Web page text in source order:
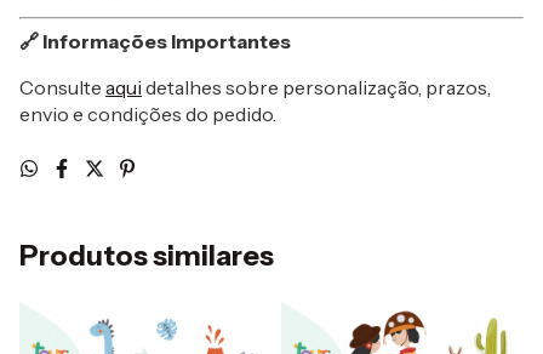
🔗 Informações Importantes
Consulte aqui detalhes sobre personalização, prazos,
envio e condições do pedido.
Produtos similares